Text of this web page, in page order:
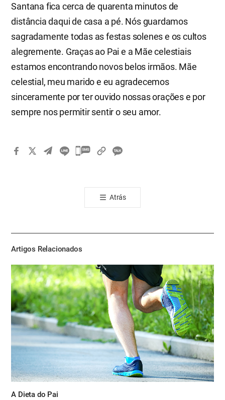
Santana fica cerca de quarenta minutos de
distância daqui de casa a pé. Nós guardamos
sagradamente todas as festas solenes e os cultos
alegremente. Graças ao Pai e a Mãe celestiais
estamos encontrando novos belos irmãos. Mãe
celestial, meu marido e eu agradecemos
sinceramente por ter ouvido nossas orações e por
sempre nos permitir sentir o seu amor.
카
톡
공
기
Atrás
Artigos Relacionados
A Dieta do Pai